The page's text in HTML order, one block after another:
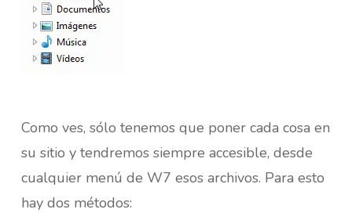
Como ves, sólo tenemos que poner cada cosa en
su sitio y tendremos siempre accesible, desde
cualquier menú de W7 esos archivos. Para esto
hay dos métodos: